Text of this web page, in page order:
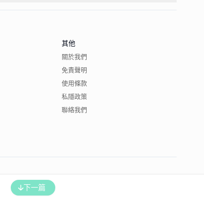
下一篇
其他
關於我們
免責聲明
使用條款
私隱政策
聯絡我們